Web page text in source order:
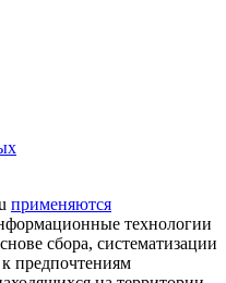
применяются
технологии
сбора, систематизации
предпочтениям